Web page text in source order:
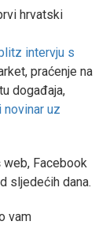
hrvatski
intervju s
praćenje na
događaja,
novinar uz
web, Facebook
sljedećih dana.
vam